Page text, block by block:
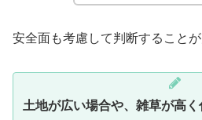
安全面も考慮して判断することが
土地が広い場合や、雑草が高